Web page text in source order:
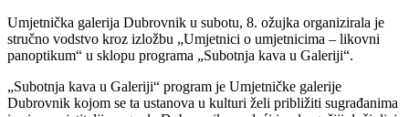
Umjetnička galerija Dubrovnik u subotu, 8. ožujka organizirala je
stručno vodstvo kroz izložbu „Umjetnici o umjetnicima – likovni
panoptikum“ u sklopu programa „Subotnja kava u Galeriji“.
„Subotnja kava u Galeriji“ program je Umjetničke galerije
Dubrovnik kojom se ta ustanova u kulturi želi približiti sugrađanima